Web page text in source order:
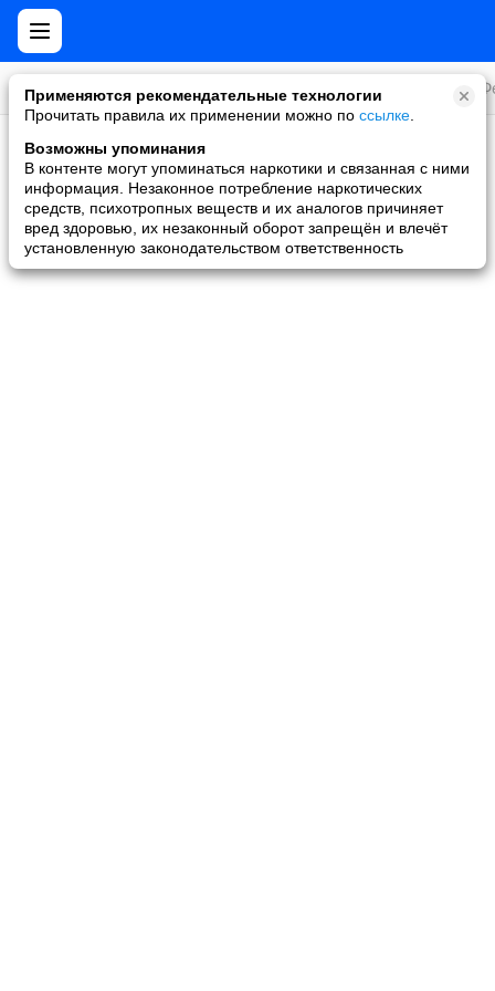
Все игры
Применяются рекомендательные технологии
Прочитать правила их применении можно по ссылке
Возможны упоминания
В контенте могут упоминаться наркотики и связанная с ними
информация. Незаконное потребление наркотических
средств, психотропных веществ и их аналогов причиняет
вред здоровью, их незаконный оборот запрещён и влечёт
установленную законодательством ответственность
Скидки и акции
Ни одной игры не найдено